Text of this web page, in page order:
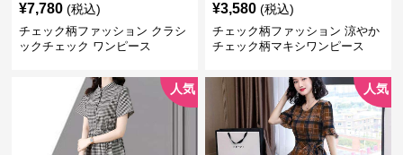
¥7,780 (税込)
チェック柄ファッション クラシ
ックチェック ワンピース
¥3,580 (税込)
チェック柄ファッション 涼やか
チェック柄マキシワンピース
人気 人気